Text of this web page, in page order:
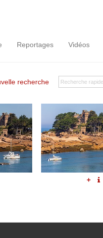
Reportages Vidéos
recherche
+